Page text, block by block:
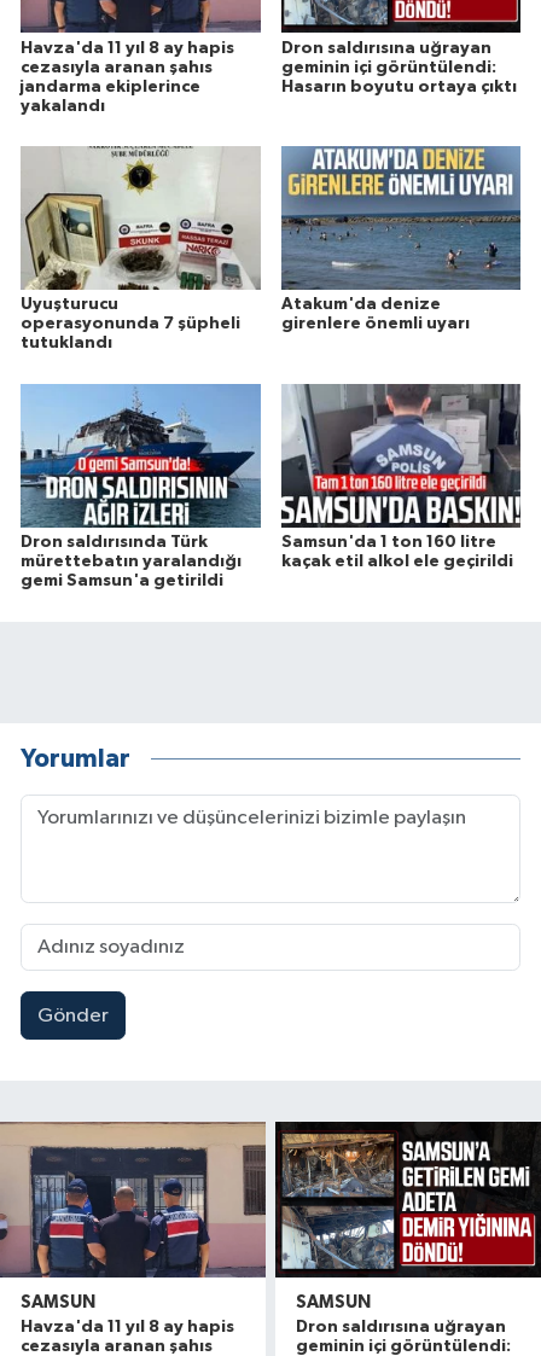
Havza'da 11 yıl 8 ay hapis
cezasıyla aranan şahıs
jandarma ekiplerince
yakalandı
Dron saldırısına uğrayan
geminin içi görüntülendi:
Hasarın boyutu ortaya çıktı
Uyuşturucu
operasyonunda 7 şüpheli
tutuklandı
Atakum'da denize
girenlere önemli uyarı
Dron saldırısında Türk
mürettebatın yaralandığı
gemi Samsun'a getirildi
Samsun'da 1 ton 160 litre
kaçak etil alkol ele geçirildi
Yorumlar
Gönder
SAMSUN
Havza'da 11 yıl 8 ay hapis
cezasıyla aranan şahıs
SAMSUN
Dron saldırısına uğrayan
geminin içi görüntülendi: